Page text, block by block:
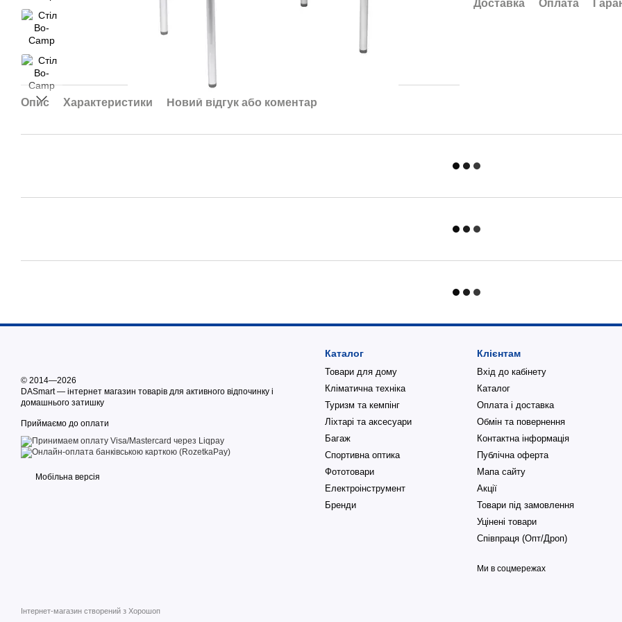
Опис Характеристики Новий відгук або коментар
Доставка Оплата
© 2014—2026
DASmart — інтернет магазин товарів для активного відпочинку і
домашнього затишку
Приймаємо до оплати
Мобільна версія
Інтернет-магазин створений з Хорошоп
Каталог
Товари для дому
Кліматична техніка
Туризм та кемпінг
Ліхтарі та аксесуари
Багаж
Спортивна оптика
Фототовари
Електроінструмент
Бренди
Клієнтам
Вхід до кабінету
Каталог
Оплата і доставка
Обмін та повернення
Контактна інформація
Публічна оферта
Мапа сайту
Акції
Товари під замовлення
Уцінені товари
Співпраця (Опт/Дроп)
Ми в соцмережах